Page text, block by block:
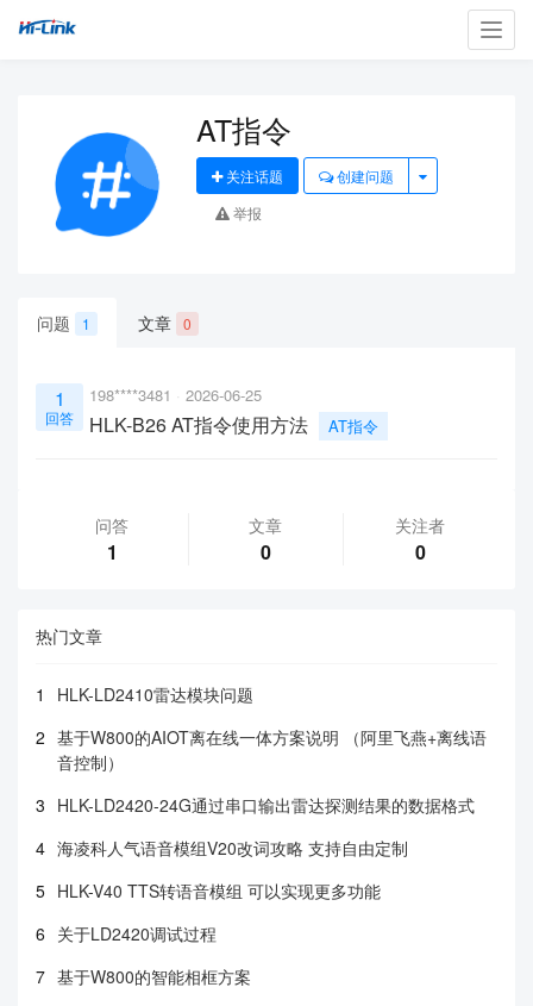
AT指令
关注话题
创建问题
举报
问题 1 文章 0
1
回答
198****3481 2026-06-25
HLK-B26 AT指令使用方法 AT指令
问答
1
文章
0
关注者
0
热门文章
1
HLK-LD2410雷达模块问题
2 基于W800的AIOT离在线一体方案说明 （阿里飞燕+离线语
音控制）
3 HLK-LD2420-24G通过串口输出雷达探测结果的数据格式
4 海凌科人气语音模组V20改词攻略 支持自由定制
5 HLK-V40 TTS转语音模组 可以实现更多功能
6 关于LD2420调试过程
7 基于W800的智能相框方案